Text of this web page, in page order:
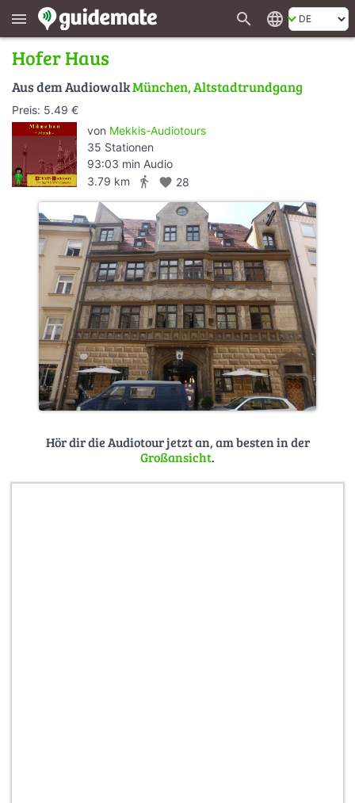
menu search language
Hofer Haus
Aus dem AudiowalkMünchen, Altstadtrundgang
Preis: 5.49 €
von Mekkis-Audiotours
35 Stationen
93:03 min Audio
3.79 km
directions_walk favorite 28
Hör dir die Audiotour jetzt an, am besten in der
Großansicht.